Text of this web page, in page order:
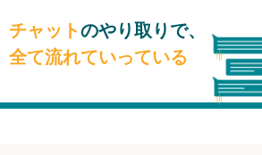
チャットのやり取りで、
全て流れていっている